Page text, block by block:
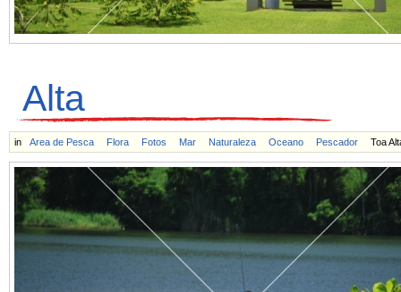
Alta
in Area de Pesca Flora Fotos Mar Naturaleza Oceano Pescador Toa